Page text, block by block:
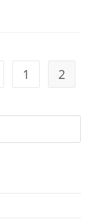
la página anterior
1 2